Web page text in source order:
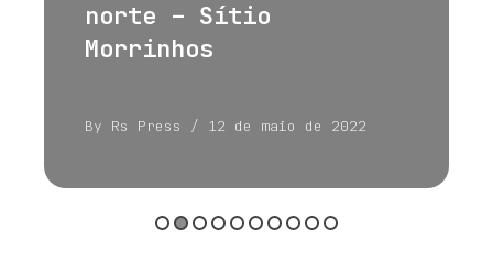
norte – Sítio
Morrinhos
By Rs Press / 12 de maio de 2022